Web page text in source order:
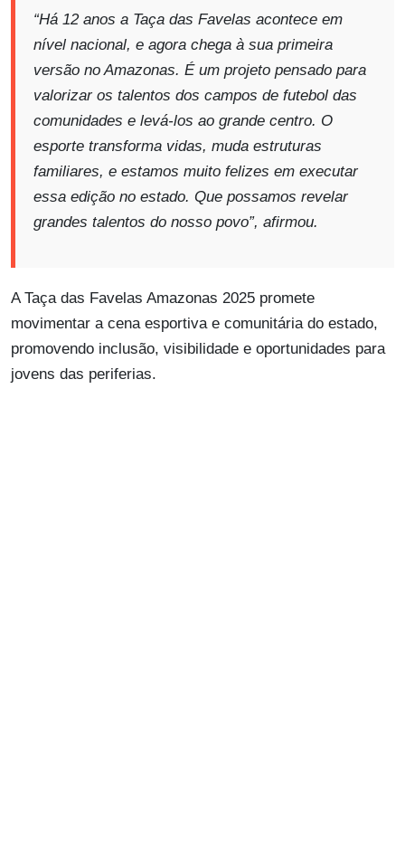
“Há 12 anos a Taça das Favelas acontece em
nível nacional, e agora chega à sua primeira
versão no Amazonas. É um projeto pensado para
valorizar os talentos dos campos de futebol das
comunidades e levá-los ao grande centro. O
esporte transforma vidas, muda estruturas
familiares, e estamos muito felizes em executar
essa edição no estado. Que possamos revelar
grandes talentos do nosso povo”, afirmou.
A Taça das Favelas Amazonas 2025 promete
movimentar a cena esportiva e comunitária do estado,
promovendo inclusão, visibilidade e oportunidades para
jovens das periferias.